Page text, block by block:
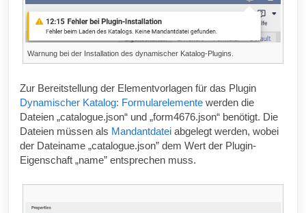
Warnung bei der Installation des dynamischer Katalog-Plugins.
Zur Bereitstellung der Elementvorlagen für das Plugin
Dynamischer Katalog: Formularelemente werden die
Dateien „catalogue.json“ und „form4676.json“ benötigt. Die
Dateien müssen als Mandantdatei abgelegt werden, wobei
der Dateiname „catalogue.json” dem Wert der Plugin-
Eigenschaft „name” entsprechen muss.